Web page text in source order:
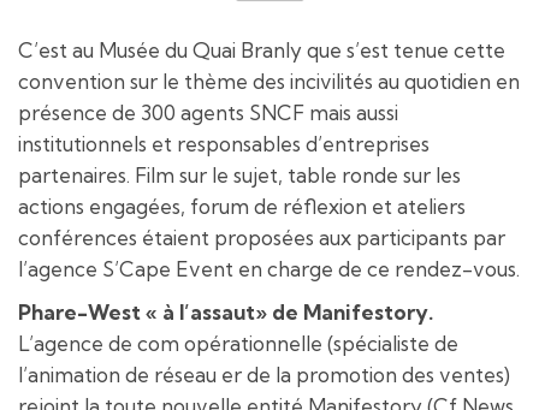
C’est au Musée du Quai Branly que s’est tenue cette
convention sur le thème des incivilités au quotidien en
présence de 300 agents SNCF mais aussi
institutionnels et responsables d’entreprises
partenaires. Film sur le sujet, table ronde sur les
actions engagées, forum de réflexion et ateliers
conférences étaient proposées aux participants par
l’agence S’Cape Event en charge de ce rendez-vous.
Phare-West « à l’assaut» de Manifestory.
L’agence de com opérationnelle (spécialiste de
l’animation de réseau er de la promotion des ventes)